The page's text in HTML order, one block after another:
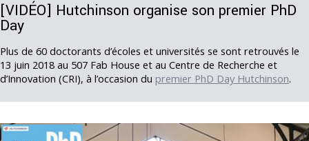
[VIDÉO] Hutchinson organise son premier PhD
Day
Plus de 60 doctorants d’écoles et universités se sont retrouvés le
13 juin 2018 au 507 Fab House et au Centre de Recherche et
d’Innovation (CRI), à l’occasion du premier PhD Day Hutchinson.